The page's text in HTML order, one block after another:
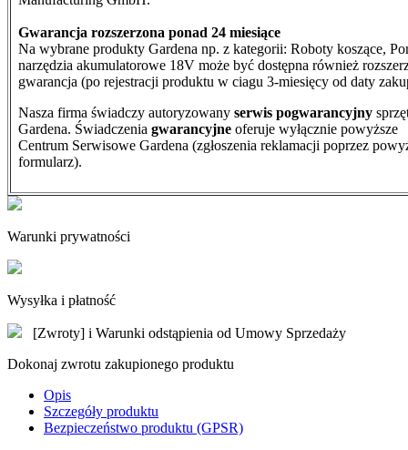
Gwarancja rozszerzona ponad 24 miesiące
Na wybrane produkty Gardena np. z kategorii: Roboty koszące,
narzędzia akumulatorowe 18V może być dostępna również
gwarancja (po rejestracji produktu w ciagu 3-miesięcy od daty
Nasza firma świadczy autoryzowany serwis pogwarancyjny
Gardena. Świadczenia gwarancyjne oferuje wyłącznie powyższe
Centrum Serwisowe Gardena (zgłoszenia reklamacji poprzez
formularz).
Warunki prywatności
Wysyłka i płatność
[Zwroty] i Warunki odstąpienia od Umowy Sprzedaży
Dokonaj zwrotu zakupionego produktu
Opis
Szczegóły produktu
Bezpieczeństwo produktu (GPSR)